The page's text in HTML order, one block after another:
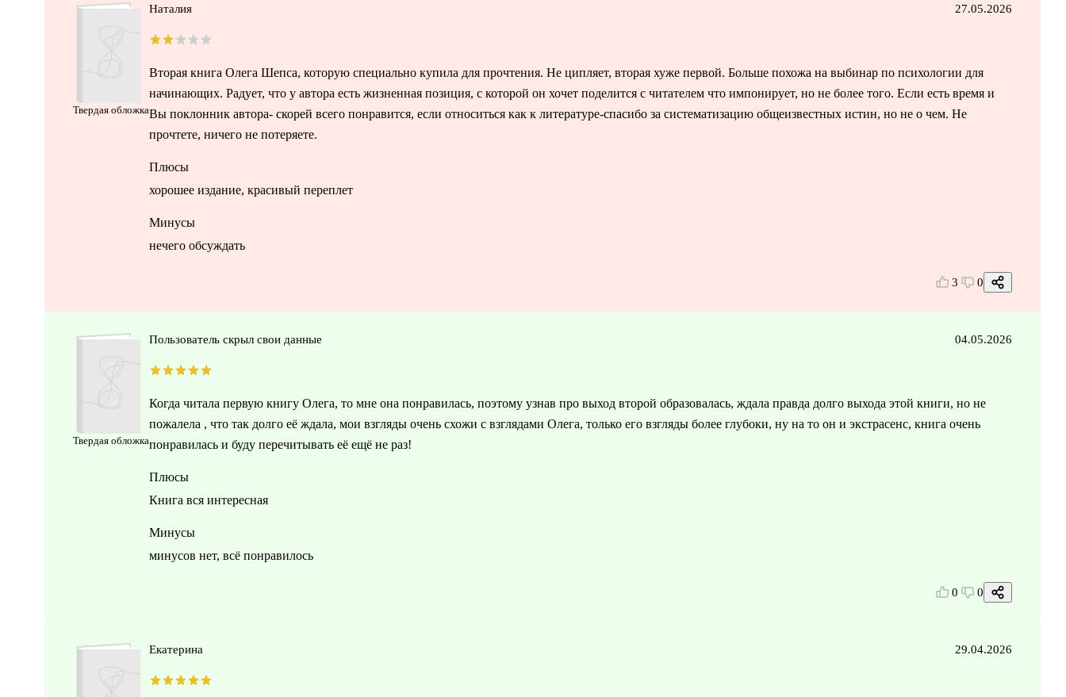
Твердая обложка
Наталия 27.05.2026
Вторая книга Олега Шепса, которую специально купила для прочтения. Не ципляет, вторая хуже первой. Больше похожа на выбинар по психологии для
начинающих. Радует, что у автора есть жизненная позиция, с которой он хочет поделится с читателем что импонирует, но не более того. Если есть время и
Вы поклонник автора- скорей всего понравится, если относиться как к литературе-спасибо за систематизацию общеизвестных истин, но не о чем. Не
прочтете, ничего не потеряете.
Плюсы
хорошее издание, красивый переплет
Минусы
нечего обсуждать
3 0
Твердая обложка
Пользователь скрыл свои данные 04.05.2026
Когда читала первую книгу Олега, то мне она понравилась, поэтому узнав про выход второй образовалась, ждала правда долго выхода этой книги, но не
пожалела , что так долго её ждала, мои взгляды очень схожи с взглядами Олега, только его взгляды более глубоки, ну на то он и экстрасенс, книга очень
понравилась и буду перечитывать её ещё не раз!
Плюсы
Книга вся интересная
Минусы
минусов нет, всё понравилось
0 0
Екатерина 29.04.2026